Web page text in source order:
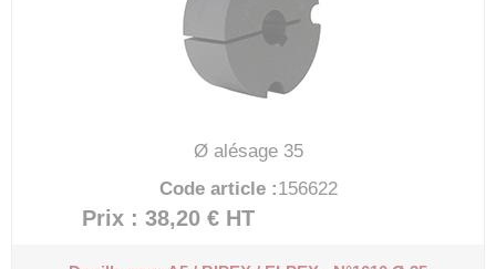
Ø alésage 35
Code article :156622
Prix : 38,20 € HT